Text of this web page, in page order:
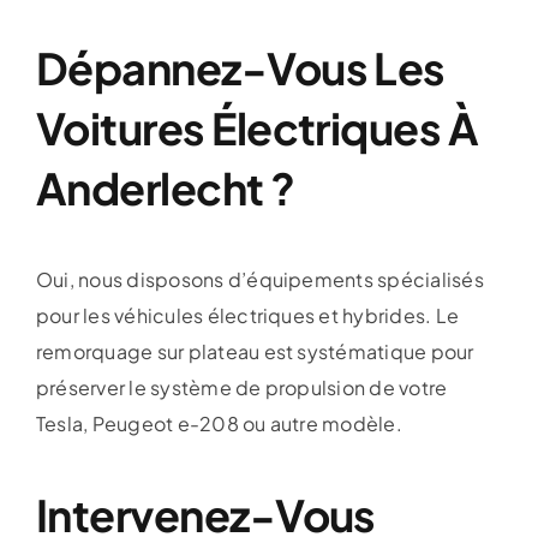
Dépannez-Vous Les
Voitures Électriques À
Anderlecht ?
Oui, nous disposons d’équipements spécialisés
pour les véhicules électriques et hybrides. Le
remorquage sur plateau est systématique pour
préserver le système de propulsion de votre
Tesla, Peugeot e-208 ou autre modèle.
Intervenez-Vous